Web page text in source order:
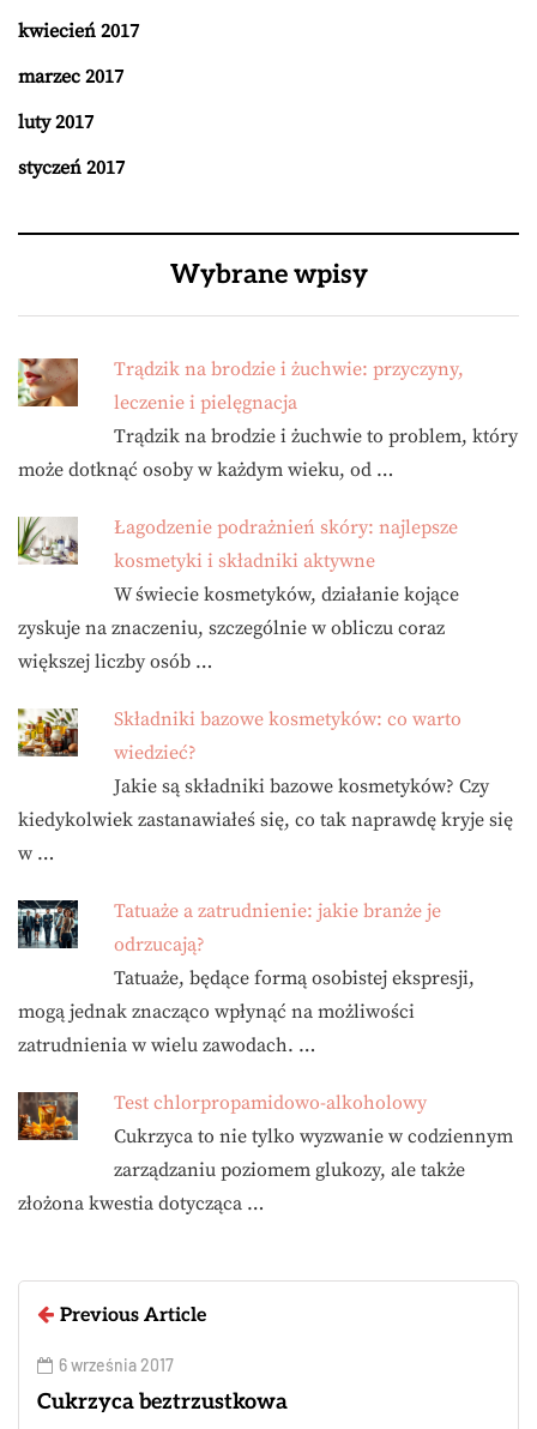
kwiecień 2017
marzec 2017
luty 2017
styczeń 2017
Wybrane wpisy
Trądzik na brodzie i żuchwie: przyczyny,
leczenie i pielęgnacja
Trądzik na brodzie i żuchwie to problem, który
może dotknąć osoby w każdym wieku, od …
Łagodzenie podrażnień skóry: najlepsze
kosmetyki i składniki aktywne
W świecie kosmetyków, działanie kojące
zyskuje na znaczeniu, szczególnie w obliczu coraz
większej liczby osób …
Składniki bazowe kosmetyków: co warto
wiedzieć?
Jakie są składniki bazowe kosmetyków? Czy
kiedykolwiek zastanawiałeś się, co tak naprawdę kryje się
w …
Tatuaże a zatrudnienie: jakie branże je
odrzucają?
Tatuaże, będące formą osobistej ekspresji,
mogą jednak znacząco wpłynąć na możliwości
zatrudnienia w wielu zawodach. …
Test chlorpropamidowo-alkoholowy
Cukrzyca to nie tylko wyzwanie w codziennym
zarządzaniu poziomem glukozy, ale także
złożona kwestia dotycząca …
Previous Article
6 września 2017
Cukrzyca beztrzustkowa